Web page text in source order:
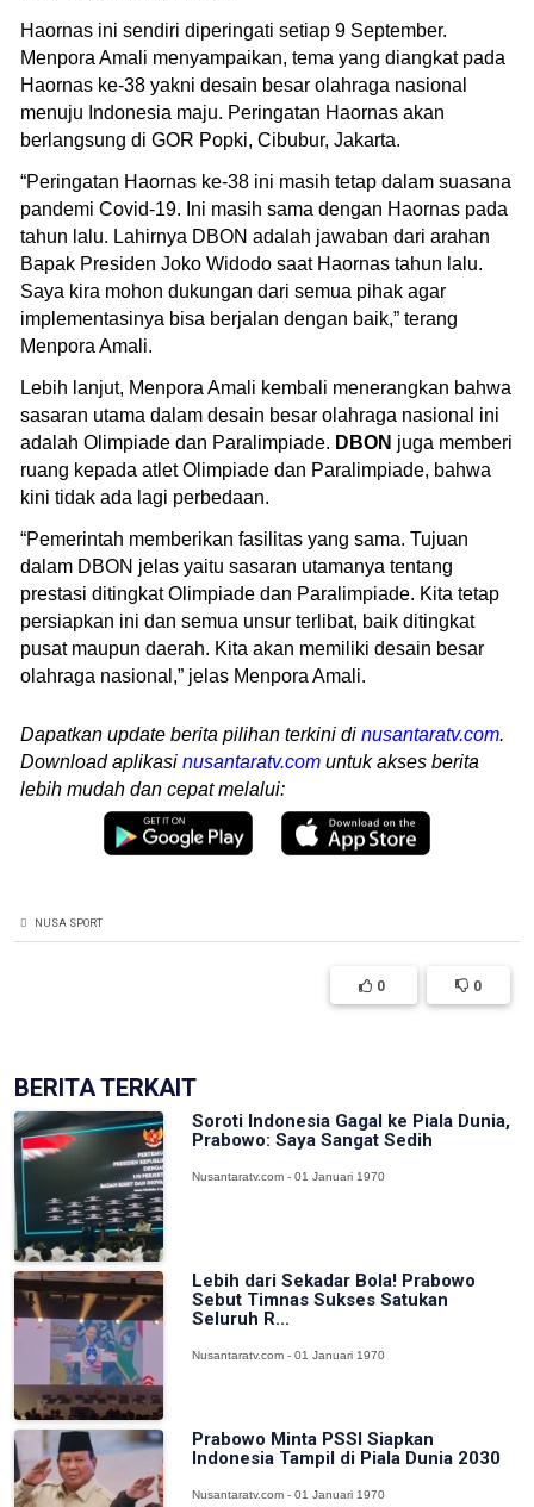
Haornas ini sendiri diperingati setiap 9 September.
Menpora Amali menyampaikan, tema yang diangkat pada
Haornas ke-38 yakni desain besar olahraga nasional
menuju Indonesia maju. Peringatan Haornas akan
berlangsung di GOR Popki, Cibubur, Jakarta.
“Peringatan Haornas ke-38 ini masih tetap dalam suasana
pandemi Covid-19. Ini masih sama dengan Haornas pada
tahun lalu. Lahirnya DBON adalah jawaban dari arahan
Bapak Presiden Joko Widodo saat Haornas tahun lalu.
Saya kira mohon dukungan dari semua pihak agar
implementasinya bisa berjalan dengan baik,” terang
Menpora Amali.
Lebih lanjut, Menpora Amali kembali menerangkan bahwa
sasaran utama dalam desain besar olahraga nasional ini
adalah Olimpiade dan Paralimpiade. DBON juga memberi
ruang kepada atlet Olimpiade dan Paralimpiade, bahwa
kini tidak ada lagi perbedaan.
“Pemerintah memberikan fasilitas yang sama. Tujuan
dalam DBON jelas yaitu sasaran utamanya tentang
prestasi ditingkat Olimpiade dan Paralimpiade. Kita tetap
persiapkan ini dan semua unsur terlibat, baik ditingkat
pusat maupun daerah. Kita akan memiliki desain besar
olahraga nasional,” jelas Menpora Amali.
Dapatkan update berita pilihan terkini di nusantaratv.com.
Download aplikasi nusantaratv.com untuk akses berita
lebih mudah dan cepat melalui:
NUSA SPORT
0 0
BERITA TERKAIT
Soroti Indonesia Gagal ke Piala Dunia,
Prabowo: Saya Sangat Sedih
Nusantaratv.com - 01 Januari 1970
Lebih dari Sekadar Bola! Prabowo
Sebut Timnas Sukses Satukan
Seluruh R...
Nusantaratv.com - 01 Januari 1970
Prabowo Minta PSSI Siapkan
Indonesia Tampil di Piala Dunia 2030
Nusantaratv.com - 01 Januari 1970